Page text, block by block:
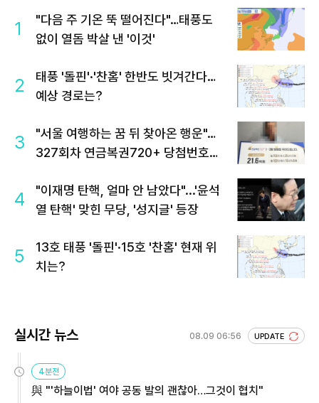
1
"다음 주 기온 뚝 떨어진다"…태풍도
없이 열돔 박살 낸 '이것'
2
태풍 '돌핀'·'찬홈' 한반도 빗겨간다…
예상 경로는?
3
"서울 여행하는 꿈 뒤 찾아온 행운"…
327회차 연금복권720+ 당첨번호조
4
"이재명 탄핵, 얼마 안 남았다"...'윤석
열 탄핵' 맞힌 무당, '성지글' 등장
5
13호 태풍 '돌핀'·15호 '찬홈' 현재 위
치는?
실시간 뉴스 08.09 06:56 UPDATE
4분전
與 "'하늘이법' 여야 공동 발의 괜찮아…그것이 협치"